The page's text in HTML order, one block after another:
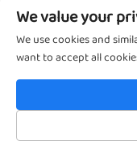
Bản quyền © 2024,
Tất cả các quyền được
We value your
We use cookies and
want to accept all